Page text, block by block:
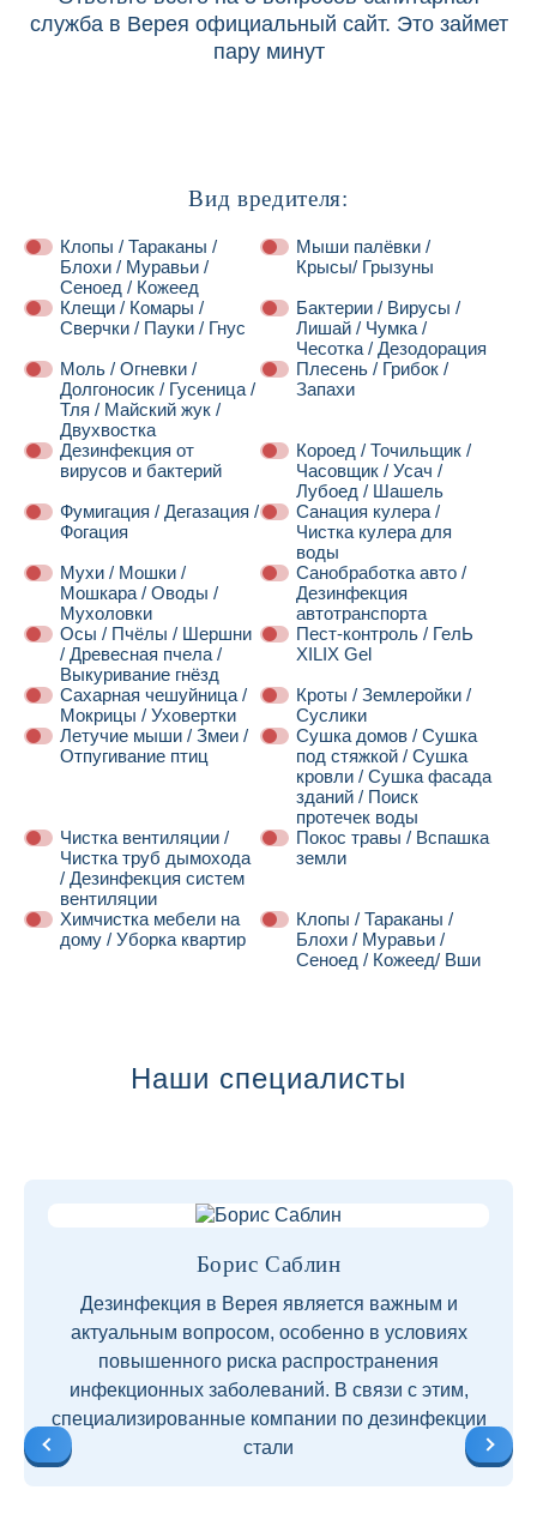
служба в Верея официальный сайт. Это займет
пару минут
Вид вредителя:
Клопы / Тараканы /
Блохи / Муравьи /
Сеноед / Кожеед
Мыши палёвки /
Крысы/ Грызуны
Клещи / Комары /
Сверчки / Пауки / Гнус
Бактерии / Вирусы /
Лишай / Чумка /
Чесотка / Дезодорация
Моль / Огневки /
Долгоносик / Гусеница /
Тля / Майский жук /
Двухвостка
Плесень / Грибок /
Запахи
Дезинфекция от
вирусов и бактерий
Короед / Точильщик /
Часовщик / Усач /
Лубоед / Шашель
Фумигация / Дегазация /
Фогация
Санация кулера /
Чистка кулера для
воды
Мухи / Мошки /
Мошкара / Оводы /
Мухоловки
Санобработка авто /
Дезинфекция
автотранспорта
Осы / Пчёлы / Шершни
/ Древесная пчела /
Выкуривание гнёзд
Пест-контроль / ГелЬ
XILIX Gel
Сахарная чешуйница /
Мокрицы / Уховертки
Кроты / Землеройки /
Суслики
Летучие мыши / Змеи /
Отпугивание птиц
Сушка домов / Сушка
под стяжкой / Сушка
кровли / Сушка фасада
зданий / Поиск
протечек воды
Чистка вентиляции /
Чистка труб дымохода
/ Дезинфекция систем
вентиляции
Покос травы / Вспашка
земли
Химчистка мебели на
дому / Уборка квартир
Клопы / Тараканы /
Блохи / Муравьи /
Сеноед / Кожеед/ Вши
Наши специалисты
Борис Саблин
Дезинфекция в Верея является важным и
актуальным вопросом, особенно в условиях
повышенного риска распространения
инфекционных заболеваний. В связи с этим,
специализированные компании по дезинфекции
стали